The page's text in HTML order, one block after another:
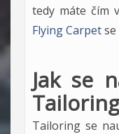
tedy máte čím
Flying Carpet
Jak se
Tailoring se